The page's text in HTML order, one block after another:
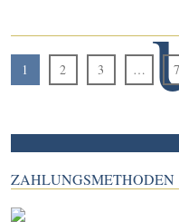
1 2 3 … 7
ZAHLUNGSMETHODEN